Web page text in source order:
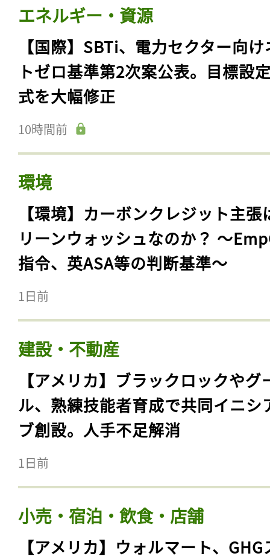
エネルギー・資源
【国際】SBTi、電力セクター向
トゼロ基準第2次案公表。目標設
式を大幅修正
10時間前
環境
【環境】カーボンクレジット主張
リーンウォッシュなのか？ 〜
指令、英ASA等の判断基準〜
1日前
建設・不動産
【アメリカ】ブラックロックやグ
ル、熟練技能者育成で共同イニシ
ブ創設。人手不足解消
1日前
小売・宿泊・飲食・店舗
【アメリカ】ウォルマート、GHG